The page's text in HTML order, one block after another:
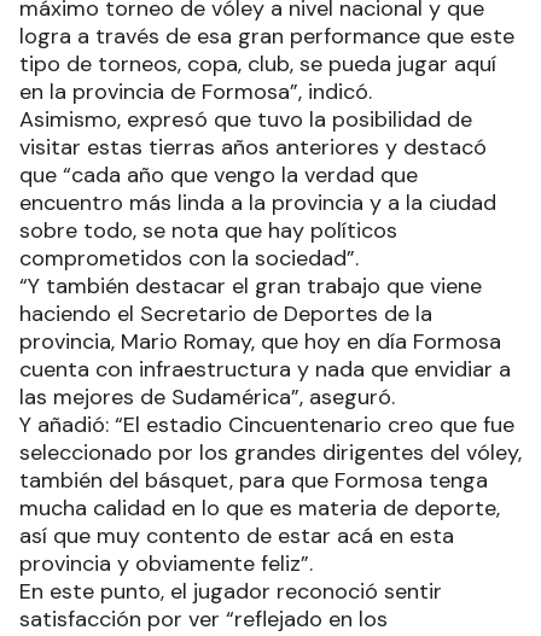
máximo torneo de vóley a nivel nacional y que
logra a través de esa gran performance que este
tipo de torneos, copa, club, se pueda jugar aquí
en la provincia de Formosa”, indicó.
Asimismo, expresó que tuvo la posibilidad de
visitar estas tierras años anteriores y destacó
que “cada año que vengo la verdad que
encuentro más linda a la provincia y a la ciudad
sobre todo, se nota que hay políticos
comprometidos con la sociedad”.
“Y también destacar el gran trabajo que viene
haciendo el Secretario de Deportes de la
provincia, Mario Romay, que hoy en día Formosa
cuenta con infraestructura y nada que envidiar a
las mejores de Sudamérica”, aseguró.
Y añadió: “El estadio Cincuentenario creo que fue
seleccionado por los grandes dirigentes del vóley,
también del básquet, para que Formosa tenga
mucha calidad en lo que es materia de deporte,
así que muy contento de estar acá en esta
provincia y obviamente feliz”.
En este punto, el jugador reconoció sentir
satisfacción por ver “reflejado en los